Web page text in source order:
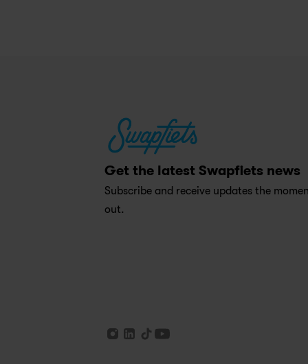
Get the latest Swapfiets news
Subscribe and receive updates the
out.